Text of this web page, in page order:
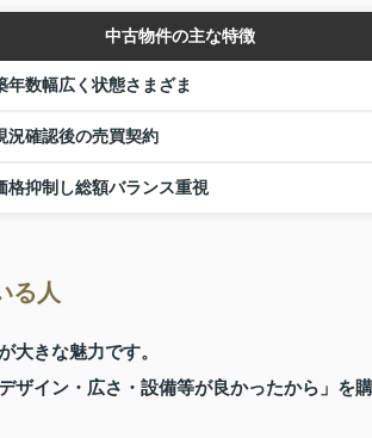
中古物件の主な特徴
年数幅広く状態さまざま
況確認後の売買契約
格抑制し総額バランス重視
る人
大きな魅力です。
ザイン・広さ・設備等が良かったから」を購